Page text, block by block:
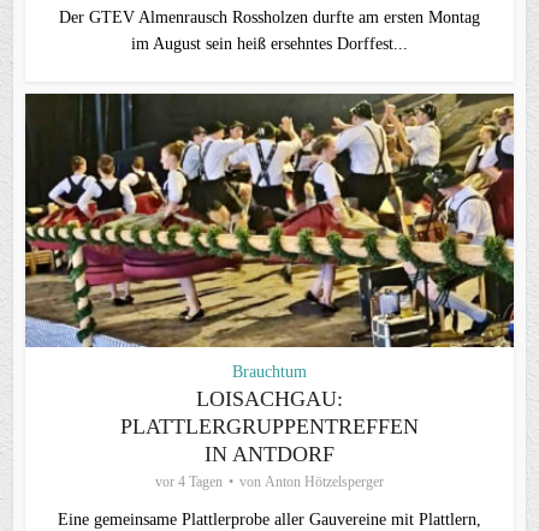
Der GTEV Almenrausch Rossholzen durfte am ersten Montag
im August sein heiß ersehntes Dorffest...
Brauchtum
LOISACHGAU:
PLATTLERGRUPPENTREFFEN
IN ANTDORF
vor 4 Tagen von Anton Hötzelsperger
Eine gemeinsame Plattlerprobe aller Gauvereine mit Plattlern,